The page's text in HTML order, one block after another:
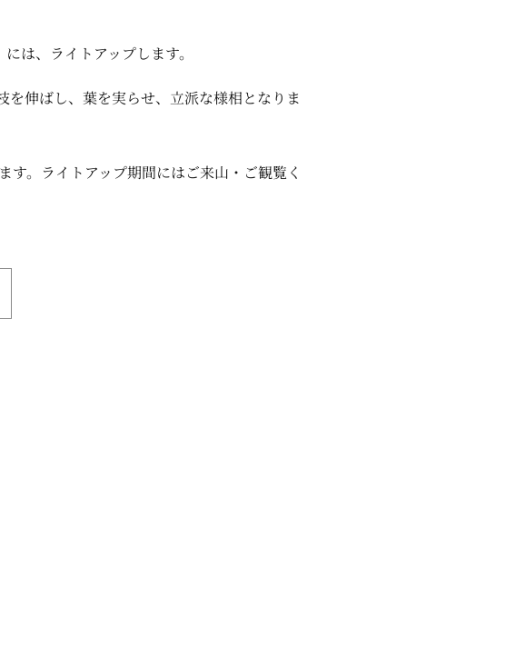
は、ライトアップします。
伸ばし、葉を実らせ、立派な様相となりま
。ライトアップ期間にはご来山・ご観覧く